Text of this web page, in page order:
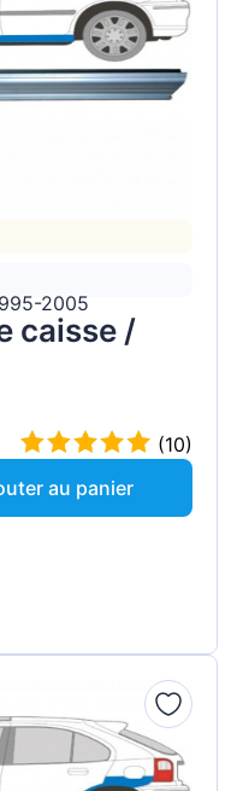
2005
caisse /
(10)
au panier